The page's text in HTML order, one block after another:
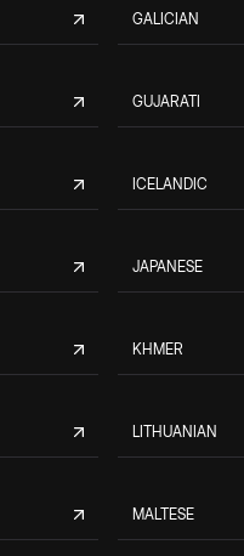
GALICIAN
GUJARATI
ICELANDIC
JAPANESE
KHMER
LITHUANIAN
MALTESE